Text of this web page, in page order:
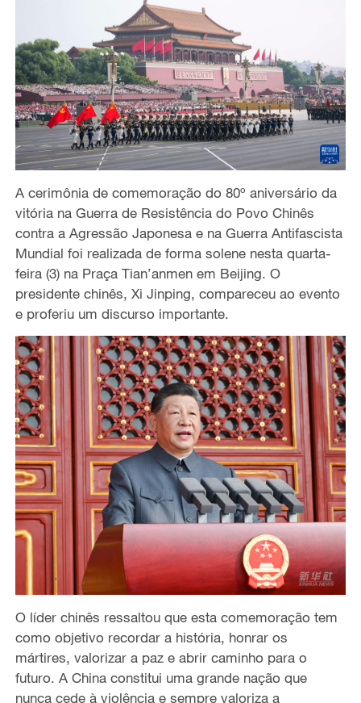
A cerimônia de comemoração do 80º aniversário da
vitória na Guerra de Resistência do Povo Chinês
contra a Agressão Japonesa e na Guerra Antifascista
Mundial foi realizada de forma solene nesta quarta-
feira (3) na Praça Tian’anmen em Beijing. O
presidente chinês, Xi Jinping, compareceu ao evento
e proferiu um discurso importante.
O líder chinês ressaltou que esta comemoração tem
como objetivo recordar a história, honrar os
mártires, valorizar a paz e abrir caminho para o
futuro. A China constitui uma grande nação que
nunca cede à violência e sempre valoriza a